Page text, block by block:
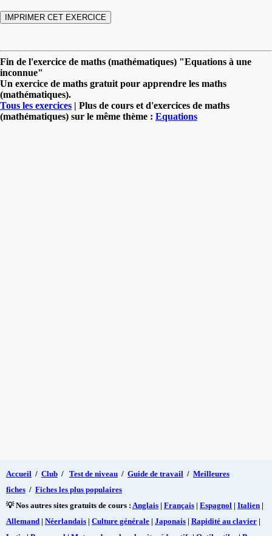
Fin de l'exercice de maths (mathématiques) "Equations à une
inconnue"
Un exercice de maths gratuit pour apprendre les maths
(mathématiques).
Tous les exercices | Plus de cours et d'exercices de maths
(mathématiques) sur le même thème : Equations
Accueil / Club / Test de niveau / Guide de travail / Meilleures
fiches / Fiches les plus populaires
💡 Nos autres sites gratuits de cours : Anglais | Français | Espagnol | Italien |
Allemand | Néerlandais | Culture générale | Japonais | Rapidité au clavier |